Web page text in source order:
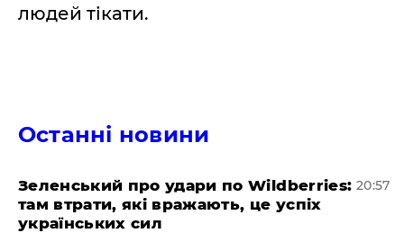
людей тікати.
Останні новини
Зеленський про удари по Wildberries:
там втрати, які вражають, це успіх
українських сил
20:57